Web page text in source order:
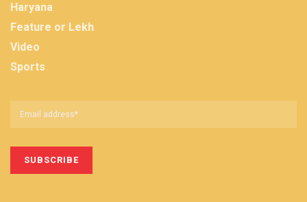
Haryana
Feature or Lekh
Video
Sports